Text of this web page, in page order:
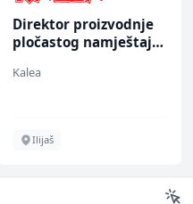
Direktor proizvodnje
pločastog namještaja
Kalea
Ilijaš